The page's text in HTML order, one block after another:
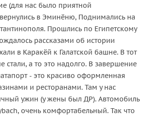
(для нас было приятной
в Эминёню, Поднимались на
Прошлись по Египетскому
рассказами об истории
в Каракёй к Галатской башне. В тот
стали, а то это надолго. В завершение
- это красиво оформленная
и ресторанами. Там у нас
ужин (у жены был ДР). Автомобиль
очень комфортабельный. Так что